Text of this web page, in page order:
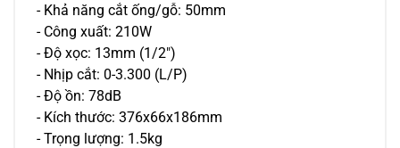
- Khả năng cắt ống/gỗ: 50mm
- Công xuất: 210W
- Độ xọc: 13mm (1/2")
- Nhịp cắt: 0-3.300 (L/P)
- Độ ồn: 78dB
- Kích thước: 376x66x186mm
- Trọng lượng: 1.5kg